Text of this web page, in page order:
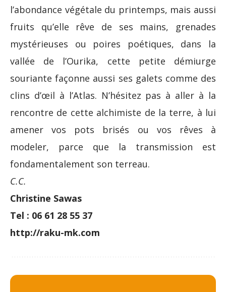
l’abondance végétale du printemps, mais aussi
fruits qu’elle rêve de ses mains, grenades
mystérieuses ou poires poétiques, dans la
vallée de l’Ourika, cette petite démiurge
souriante façonne aussi ses galets comme des
clins d’œil à l’Atlas. N’hésitez pas à aller à la
rencontre de cette alchimiste de la terre, à lui
amener vos pots brisés ou vos rêves à
modeler, parce que la transmission est
fondamentalement son terreau.
C.C.
Christine Sawas
Tel : 06 61 28 55 37
http://raku-mk.com